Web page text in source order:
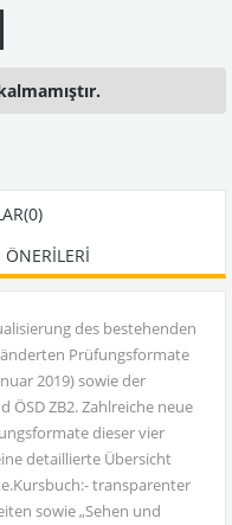
(0)
des bestehenden
Prüfungsformate
2019) sowie der
ÖSD ZB2. Zahlreiche neue
dieser vier
detaillierte Übersicht
transparenter
sowie „Sehen und